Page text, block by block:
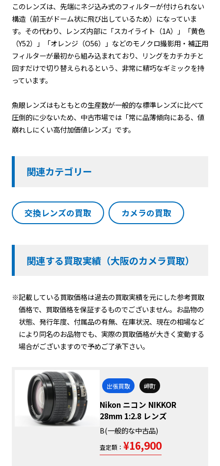
このレンズは、先端にネジ込み式のフィルターが付けられない
構造（前玉がドーム状に飛び出しているため）になっていま
す。その代わり、レンズ内部に「スカイライト（1A）」「黄色
（Y52）」「オレンジ（O56）」などのモノクロ撮影用・補正用
フィルターが最初から組み込まれており、リングをカチカチと
回すだけで切り替えられるという、非常に精巧なギミックを持
っています。
魚眼レンズはもともとの生産数が一般的な標準レンズに比べて
圧倒的に少ないため、中古市場では「常に品薄傾向にある、値
崩れしにくい高付加価値レンズ」です。
関連カテゴリー
交換レンズの買取 カメラの買取
関連する買取実績（大阪のカメラ買取）
※記載している買取価格は過去の買取実績を元にした参考買取
価格で、買取価格を保証するものでございません。お品物の
状態、発行年度、付属品の有無、在庫状況、現在の相場など
により同名のお品物でも、実際の買取価格が大きく変動する
場合がございますので予めご了承下さい。
出張買取 岬町
Nikon ニコン NIKKOR
28mm 1:2.8 レンズ
B(一般的な中古品)
査定額： ¥16,900